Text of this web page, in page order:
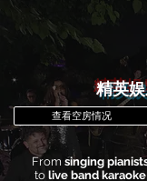
精英
查看空房情况
From singing
to live band karaoke